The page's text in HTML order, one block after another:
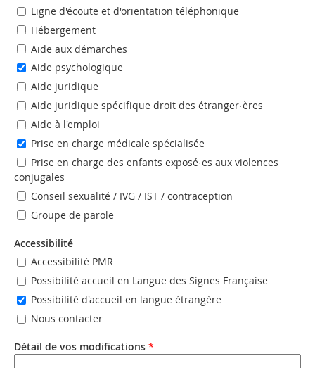
Ligne d'écoute et d'orientation téléphonique
Hébergement
Aide aux démarches
Aide psychologique
Aide juridique
Aide juridique spécifique droit des étranger·ères
Aide à l'emploi
Prise en charge médicale spécialisée
Prise en charge des enfants exposé·es aux violences
conjugales
Conseil sexualité / IVG / IST / contraception
Groupe de parole
Accessibilité
Accessibilité PMR
Possibilité accueil en Langue des Signes Française
Possibilité d'accueil en langue étrangère
Nous contacter
Détail de vos modifications *